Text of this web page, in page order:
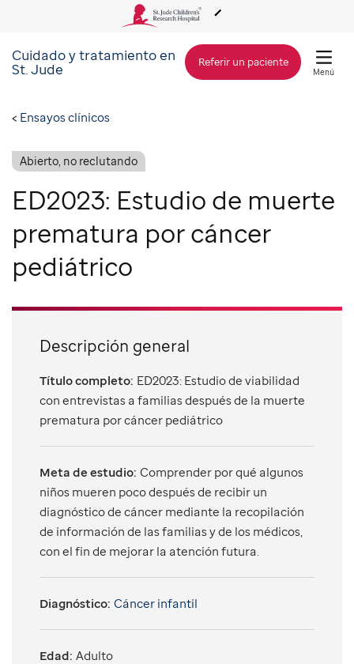
Acerca de St. Jude
Cuidado y tratamiento
Investigación
Alcance Global
Cómo involucrarse
Cómo donar
Cuidado y tratamiento en
St. Jude Referir un paciente
Menú
Ensayos clínicos
Abierto, no reclutando
ED2023: Estudio de muerte
prematura por cáncer
pediátrico
Descripción general
Título completo: ED2023: Estudio de viabilidad
con entrevistas a familias después de la muerte
prematura por cáncer pediátrico
Meta de estudio: Comprender por qué algunos
niños mueren poco después de recibir un
diagnóstico de cáncer mediante la recopilación
de información de las familias y de los médicos,
con el fin de mejorar la atención futura.
Diagnóstico: Cáncer infantil
Edad: Adulto